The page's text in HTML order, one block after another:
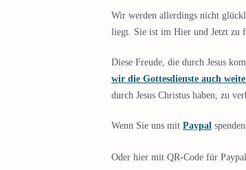
Wir werden allerdings nicht
liegt. Sie ist im Hier und Jetzt zu
Diese Freude, die durch Jesus
wir die Gottesdienste auch
durch Jesus Christus haben, zu
Wenn Sie uns mit Paypal
Oder hier mit QR-Code für